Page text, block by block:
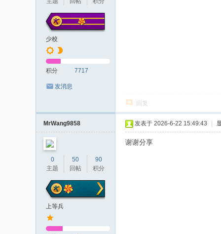
少校
积分 7717
发消息
回复
MrWang9858
0
主题
50
回帖
90
积分
上等兵
发表于 2026-6-22 15:49:43
谢谢分享